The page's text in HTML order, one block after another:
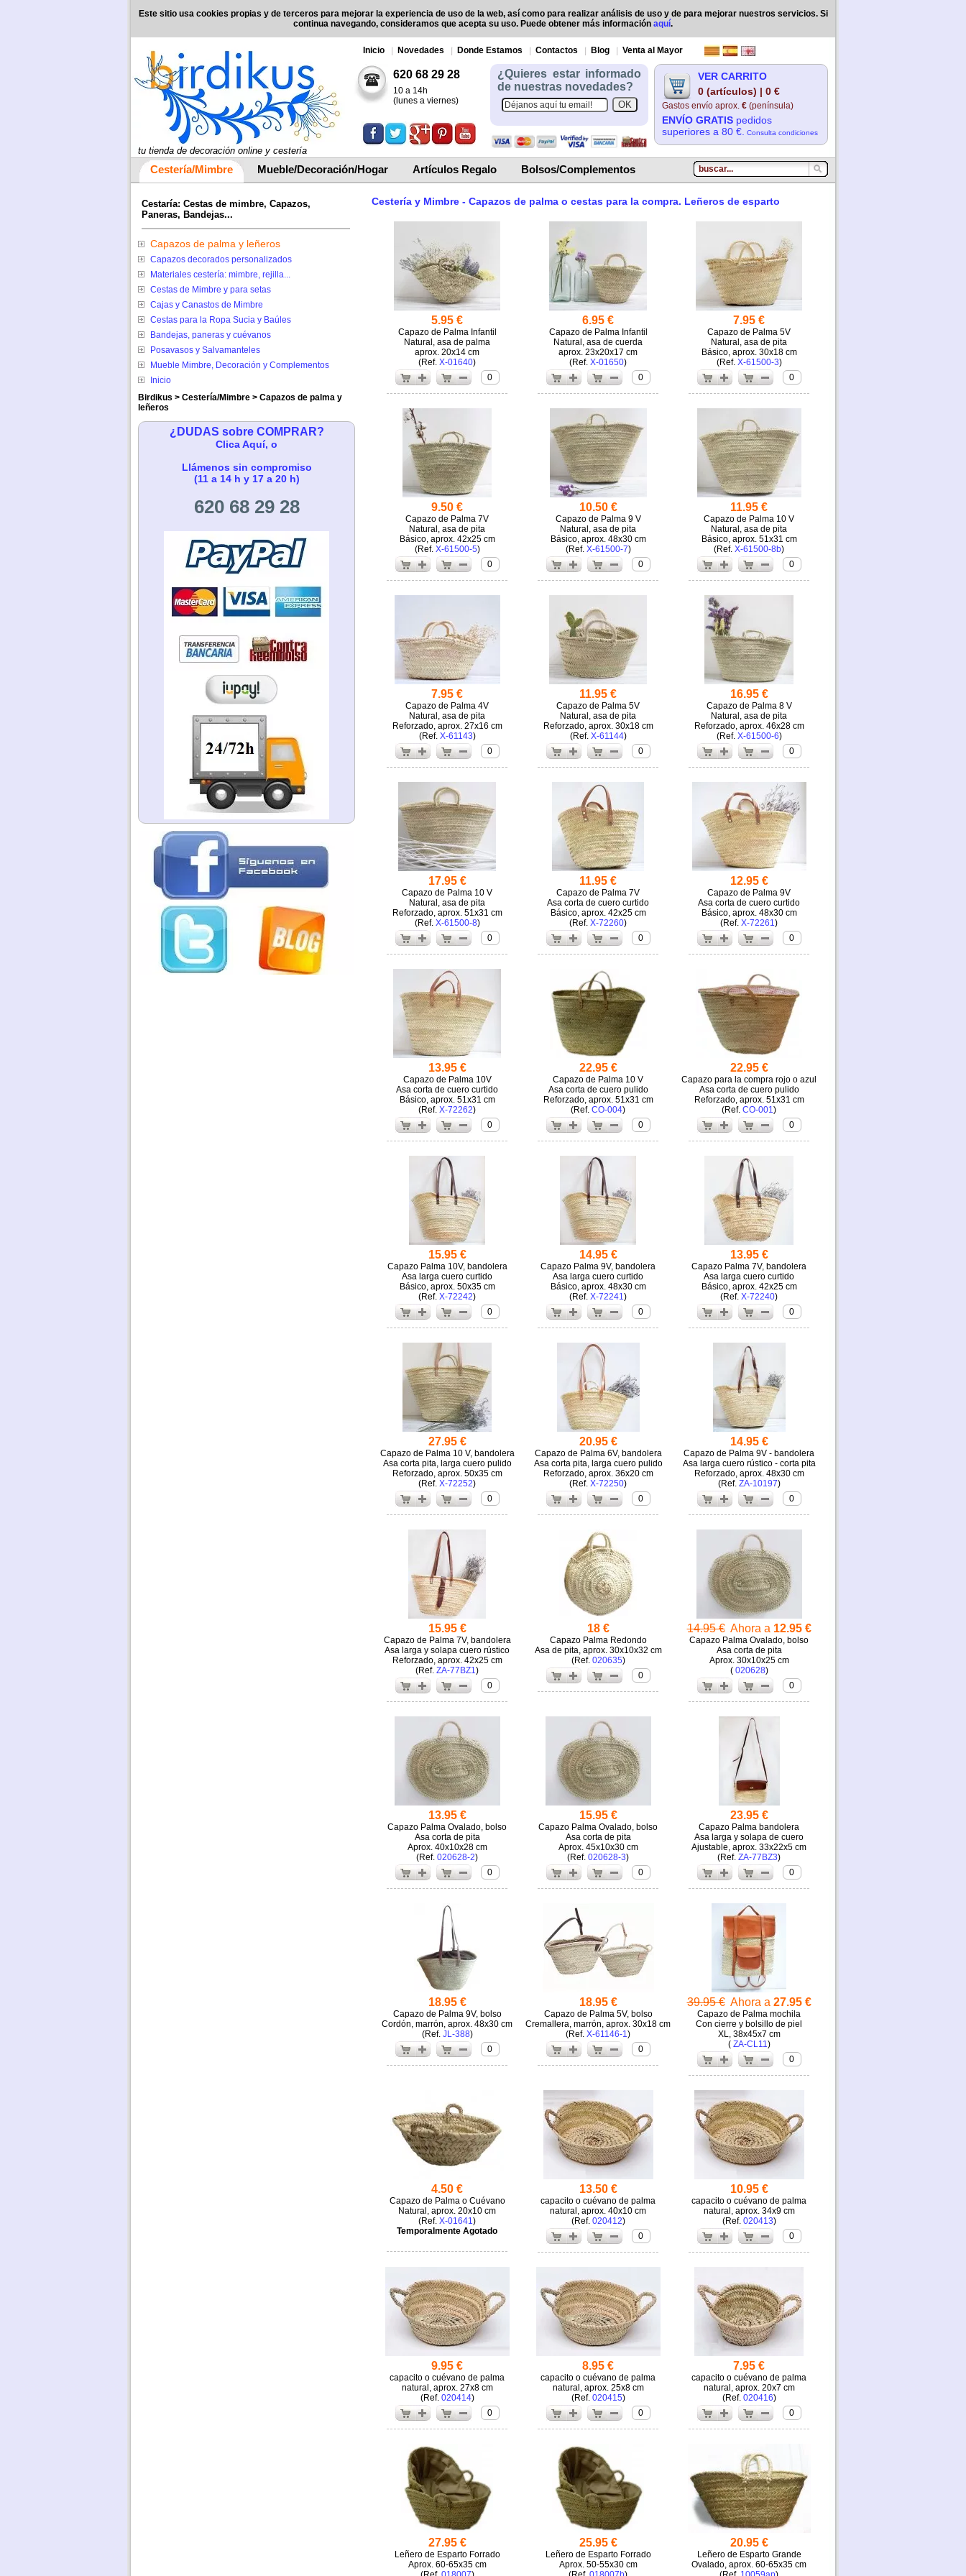
tu tienda de decoración online y cestería
Inicio Novedades Donde Estamos Contactos Blog Venta al Mayor
VER CARRITO
0 (artículos) | 0 €
Gastos envío aprox. € (península)
ENVÍO GRATIS pedidos
superiores a 80 €.
Consulta condiciones
¿Quieres estar informado
de nuestras novedades?
620 68 29 28
10 a 14h
(lunes a viernes)
Cestería/Mimbre Mueble/Decoración/Hogar Artículos Regalo Bolsos/Complementos
Cestería y Mimbre - Capazos de palma o cestas para la compra. Leñeros de esparto
5.95 €
Capazo de Palma Infantil
Natural, asa de palma
aprox. 20x14 cm
(
X-01640)
0
6.95 €
Capazo de Palma Infantil
Natural, asa de cuerda
aprox. 23x20x17 cm
(
X-01650)
0
7.95 €
Capazo de Palma 5V
Natural, asa de pita
Básico, aprox. 30x18 cm
(
X-61500-3)
0
9.50 €
Capazo de Palma 7V
Natural, asa de pita
Básico, aprox. 42x25 cm
(
X-61500-5)
0
10.50 €
Capazo de Palma 9 V
Natural, asa de pita
Básico, aprox. 48x30 cm
(
X-61500-7)
0
11.95 €
Capazo de Palma 10 V
Natural, asa de pita
Básico, aprox. 51x31 cm
(
X-61500-8b)
0
7.95 €
Capazo de Palma 4V
Natural, asa de pita
Reforzado, aprox. 27x16 cm
(
X-61143)
0
11.95 €
Capazo de Palma 5V
Natural, asa de pita
Reforzado, aprox. 30x18 cm
(
X-61144)
0
16.95 €
Capazo de Palma 8 V
Natural, asa de pita
Reforzado, aprox. 46x28 cm
(
X-61500-6)
0
17.95 €
Capazo de Palma 10 V
Natural, asa de pita
Reforzado, aprox. 51x31 cm
(
X-61500-8)
0
11.95 €
Capazo de Palma 7V
Asa corta de cuero curtido
Básico, aprox. 42x25 cm
(
X-72260)
0
12.95 €
Capazo de Palma 9V
Asa corta de cuero curtido
Básico, aprox. 48x30 cm
(
X-72261 )
0
13.95 €
Capazo de Palma 10V
Asa corta de cuero curtido
Básico, aprox. 51x31 cm
(
X-72262)
0
22.95 €
Capazo de Palma 10 V
Asa corta de cuero pulido
Reforzado, aprox. 51x31 cm
(
CO-004)
0
22.95 €
Capazo para la compra rojo o azul
Asa corta de cuero pulido
Reforzado, aprox. 51x31 cm
(
CO-001 )
0
15.95 €
Capazo Palma 10V, bandolera
Asa larga cuero curtido
Básico, aprox. 50x35 cm
(
X-72242)
0
14.95 €
Capazo Palma 9V, bandolera
Asa larga cuero curtido
Básico, aprox. 48x30 cm
(
X-72241 )
0
13.95 €
Capazo Palma 7V, bandolera
Asa larga cuero curtido
Básico, aprox. 42x25 cm
(
X-72240)
0
27.95 €
Capazo de Palma 10 V, bandolera
Asa corta pita, larga cuero pulido
Reforzado, aprox. 50x35 cm
(
X-72252)
0
20.95 €
Capazo de Palma 6V, bandolera
Asa corta pita, larga cuero pulido
Reforzado, aprox. 36x20 cm
(
X-72250)
0
14.95 €
Capazo de Palma 9V - bandolera
Asa larga cuero rústico - corta pita
Reforzado, aprox. 48x30 cm
(
ZA-10197)
0
15.95 €
Capazo de Palma 7V, bandolera
Asa larga y solapa cuero rústico
Reforzado, aprox. 42x25 cm
(
ZA-77BZ1 )
0
18 €
Capazo Palma Redondo
Asa de pita, aprox. 30x10x32 cm
(
020635)
0
14.95 €Ahora a 12.95 €
Capazo Palma Ovalado, bolso
Asa corta de pita
Aprox. 30x10x25 cm
(020628)
0
13.95 €
Capazo Palma Ovalado, bolso
Asa corta de pita
Aprox. 40x10x28 cm
(
020628-2)
0
15.95 €
Capazo Palma Ovalado, bolso
Asa corta de pita
Aprox. 45x10x30 cm
(
020628-3)
0
23.95 €
Capazo Palma bandolera
Asa larga y solapa de cuero
Ajustable, aprox. 33x22x5 cm
(
ZA-77BZ3)
0
18.95 €
Capazo de Palma 9V, bolso
Cordón, marrón, aprox. 48x30 cm
(
JL-388)
0
18.95 €
Capazo de Palma 5V, bolso
Cremallera, marrón, aprox. 30x18 cm
(
X-61146-1 )
0
39.95 €Ahora a 27.95 €
Capazo de Palma mochila
Con cierre y bolsillo de piel
XL, 38x45x7 cm
(ZA-CL11 )
0
4.50 €
Capazo de Palma o Cuévano
Natural, aprox. 20x10 cm
(
X-01641 )
Temporalmente Agotado
13.50 €
capacito o cuévano de palma
natural, aprox. 40x10 cm
(
020412)
0
10.95 €
capacito o cuévano de palma
natural, aprox. 34x9 cm
(
020413)
0
9.95 €
capacito o cuévano de palma
natural, aprox. 27x8 cm
(
020414)
0
8.95 €
capacito o cuévano de palma
natural, aprox. 25x8 cm
(
020415)
0
7.95 €
capacito o cuévano de palma
natural, aprox. 20x7 cm
(
020416)
0
27.95 €
Leñero de Esparto Forrado
Aprox. 60-65x35 cm
25.95 €
Leñero de Esparto Forrado
Aprox. 50-55x30 cm
20.95 €
Leñero de Esparto Grande
Ovalado, aprox. 60-65x35 cm
Cestaría: Cestas de mimbre, Capazos,
Paneras, Bandejas...
Capazos de palma y leñeros
Capazos decorados personalizados
Materiales cestería: mimbre, rejilla...
Cestas de Mimbre y para setas
Cajas y Canastos de Mimbre
Cestas para la Ropa Sucia y Baúles
Bandejas, paneras y cuévanos
Posavasos y Salvamanteles
Mueble Mimbre, Decoración y Complementos
Inicio
Birdikus > Cestería/Mimbre > Capazos de palma y
leñeros
¿DUDAS sobre COMPRAR?
Clica Aquí, o
Llámenos sin compromiso
(11 a 14 h y 17 a 20 h)
620 68 29 28
Este sitio usa cookies propias y de terceros para mejorar la experiencia de uso de la web, así como para realizar análisis de uso y de para mejorar nuestros servicios. Si
continua navegando, consideramos que acepta su uso. Puede obtener más información aquí.